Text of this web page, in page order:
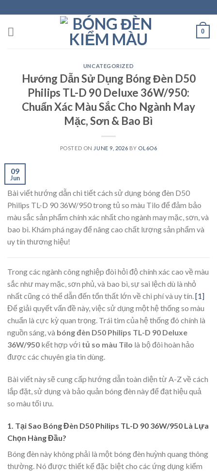
to
content
0
UNCATEGORIZED
Hướng Dẫn Sử Dụng Bóng Đèn D50
Philips TL-D 90 Deluxe 36W/950:
Chuẩn Xác Màu Sắc Cho Ngành May
Mặc, Sơn & Bao Bì
POSTED ON JUNE 9, 2026 BY OL6O6
09
Jun
Bài viết hướng dẫn chi tiết cách sử dụng bóng đèn D50
Philips TL-D 90 36W/950 trong tủ so màu Tilo để đảm bảo
màu sắc sản phẩm chính xác nhất cho ngành may mặc, sơn, và
bao bì. Khám phá ngay để nâng cao chất lượng sản phẩm và
uy tín thương hiệu!
Trong các ngành công nghiệp đòi hỏi độ chính xác cao về màu
sắc như may mặc, sơn phủ, và bao bì, sự sai lệch dù là nhỏ
nhất cũng có thể dẫn đến tổn thất lớn về chi phí và uy tín.[1]
Để giải quyết vấn đề này, việc sử dụng một hệ thống so màu
chuẩn là cực kỳ quan trọng. Trái tim của hệ thống đó chính là
nguồn sáng, và bóng đèn D50 Philips TL-D 90 Deluxe
36W/950 kết hợp với tủ so màu Tilo là bộ đôi hoàn hảo
được các chuyên gia tin dùng.
Bài viết này sẽ cung cấp hướng dẫn toàn diện từ A-Z về cách
lắp đặt, sử dụng và bảo quản bóng đèn này để đạt hiệu quả
so màu tối ưu.
1. Tại Sao Bóng Đèn D50 Philips TL-D 90 36W/950 Là Lựa
Chọn Hàng Đầu?
Bóng đèn này không phải là một bóng đèn huỳnh quang thông
thường. Nó được thiết kế đặc biệt cho các ứng dụng kiểm